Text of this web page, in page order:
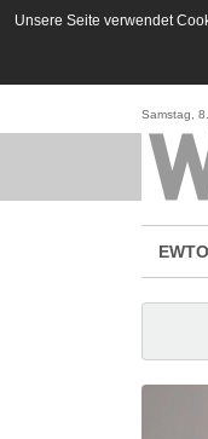
Unsere Seite verwendet
Samstag,
EWTO